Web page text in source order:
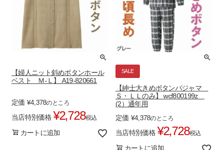
【婦人ニット斜めボタンホール
ベスト Ｍ-Ｌ】 A19-820661
定価 ¥4,378のところ
当店特別価格 ¥2,728税込
カートに追加
SALE
【紳士大きめボタンパジャマ
Ｓ・ＬＬのみ】 wcf800199z
(2）通年用
定価 ¥4,378のところ
当店特別価格 ¥2,728税込
カートに追加